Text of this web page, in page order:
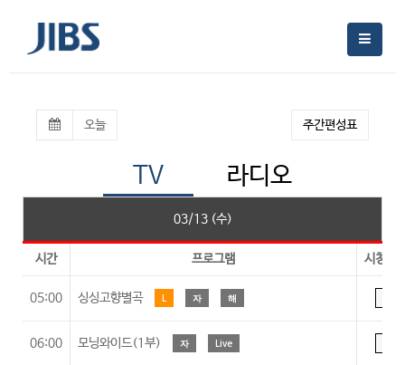
오늘
TV 라디오
주간편성표
03/13 (수)
시간 프로그램 시청등
05:00 싱싱고향별곡 L 자 해
06:00 모닝와이드(1부) 자 Live